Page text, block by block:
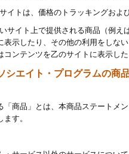
イトは、価格のトラッキングお
サイト上で提供される商品（例
表示したり、その他の利用をしな
コンテンツを乙のサイトに表示し
シエイト・プログラムの商
「商品」とは、本商品ステートメ
す。